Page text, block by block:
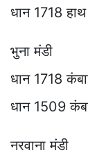
धान 1718
भुना मंडी
धान 1718
धान 1509
नरवाना मंडी